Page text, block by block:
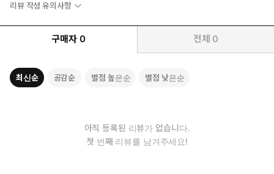
리뷰 작성 유의사항
구매자 0 전체 0
최신순 공감순 별점 높은순 별점 낮은순
아직 등록된 리뷰가 없습니다.
첫 번째 리뷰를 남겨주세요!